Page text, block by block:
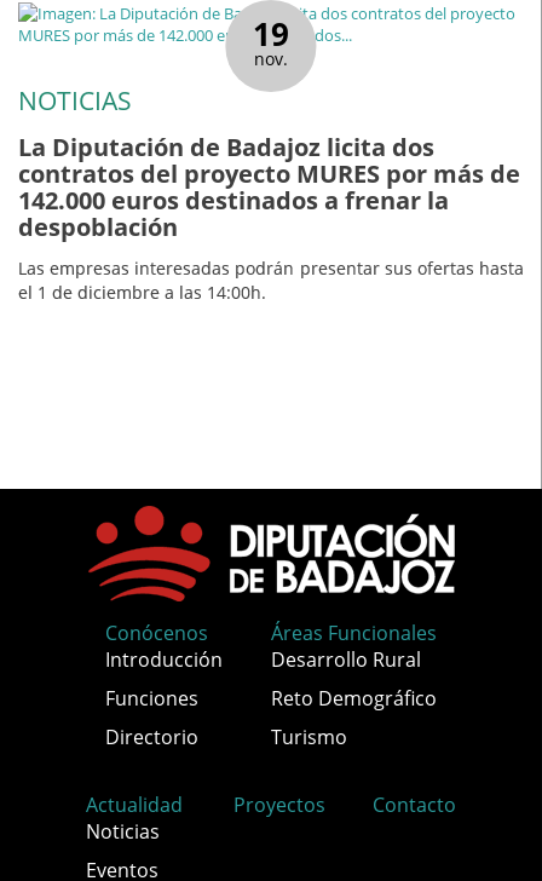
19
nov.
NOTICIAS
La Diputación de Badajoz licita dos
contratos del proyecto MURES por más de
142.000 euros destinados a frenar la
despoblación
Las empresas interesadas podrán presentar sus ofertas hasta
el 1 de diciembre a las 14:00h.
Conócenos
Introducción
Funciones
Directorio
Áreas Funcionales
Desarrollo Rural
Reto Demográfico
Turismo
Actualidad
Noticias
Eventos
Proyectos Contacto